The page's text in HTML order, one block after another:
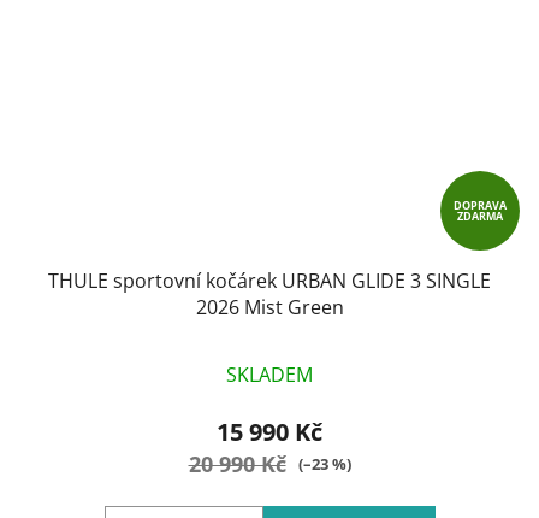
DOPRAVA
ZDARMA
THULE sportovní kočárek URBAN GLIDE 3 SINGLE
2026 Mist Green
SKLADEM
15 990 Kč
20 990 Kč (–23 %)